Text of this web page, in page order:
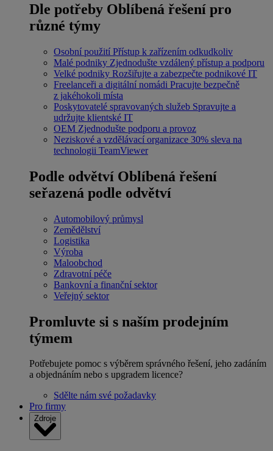
Dle potřeby Oblíbená řešení pro
různé týmy
Osobní použití Přístup k zařízením odkudkoliv
Malé podniky Zjednodušte vzdálený přístup a podporu
Velké podniky Rozšiřujte a zabezpečte podnikové IT
Freelanceři a digitální nomádi Pracujte bezpečně
z jakéhokoli místa
Poskytovatelé spravovaných služeb Spravujte a
udržujte klientské IT
OEM Zjednodušte podporu a provoz
Neziskové a vzdělávací organizace 30% sleva na
technologii TeamViewer
Podle odvětví Oblíbená řešení
seřazená podle odvětví
Automobilový průmysl
Zemědělství
Logistika
Výroba
Maloobchod
Zdravotní péče
Bankovní a finanční sektor
Veřejný sektor
Promluvte si s naším prodejním
týmem
Potřebujete pomoc s výběrem správného řešení, jeho zadáním
a objednáním nebo s upgradem licence?
Sdělte nám své požadavky
Pro firmy
Zdroje